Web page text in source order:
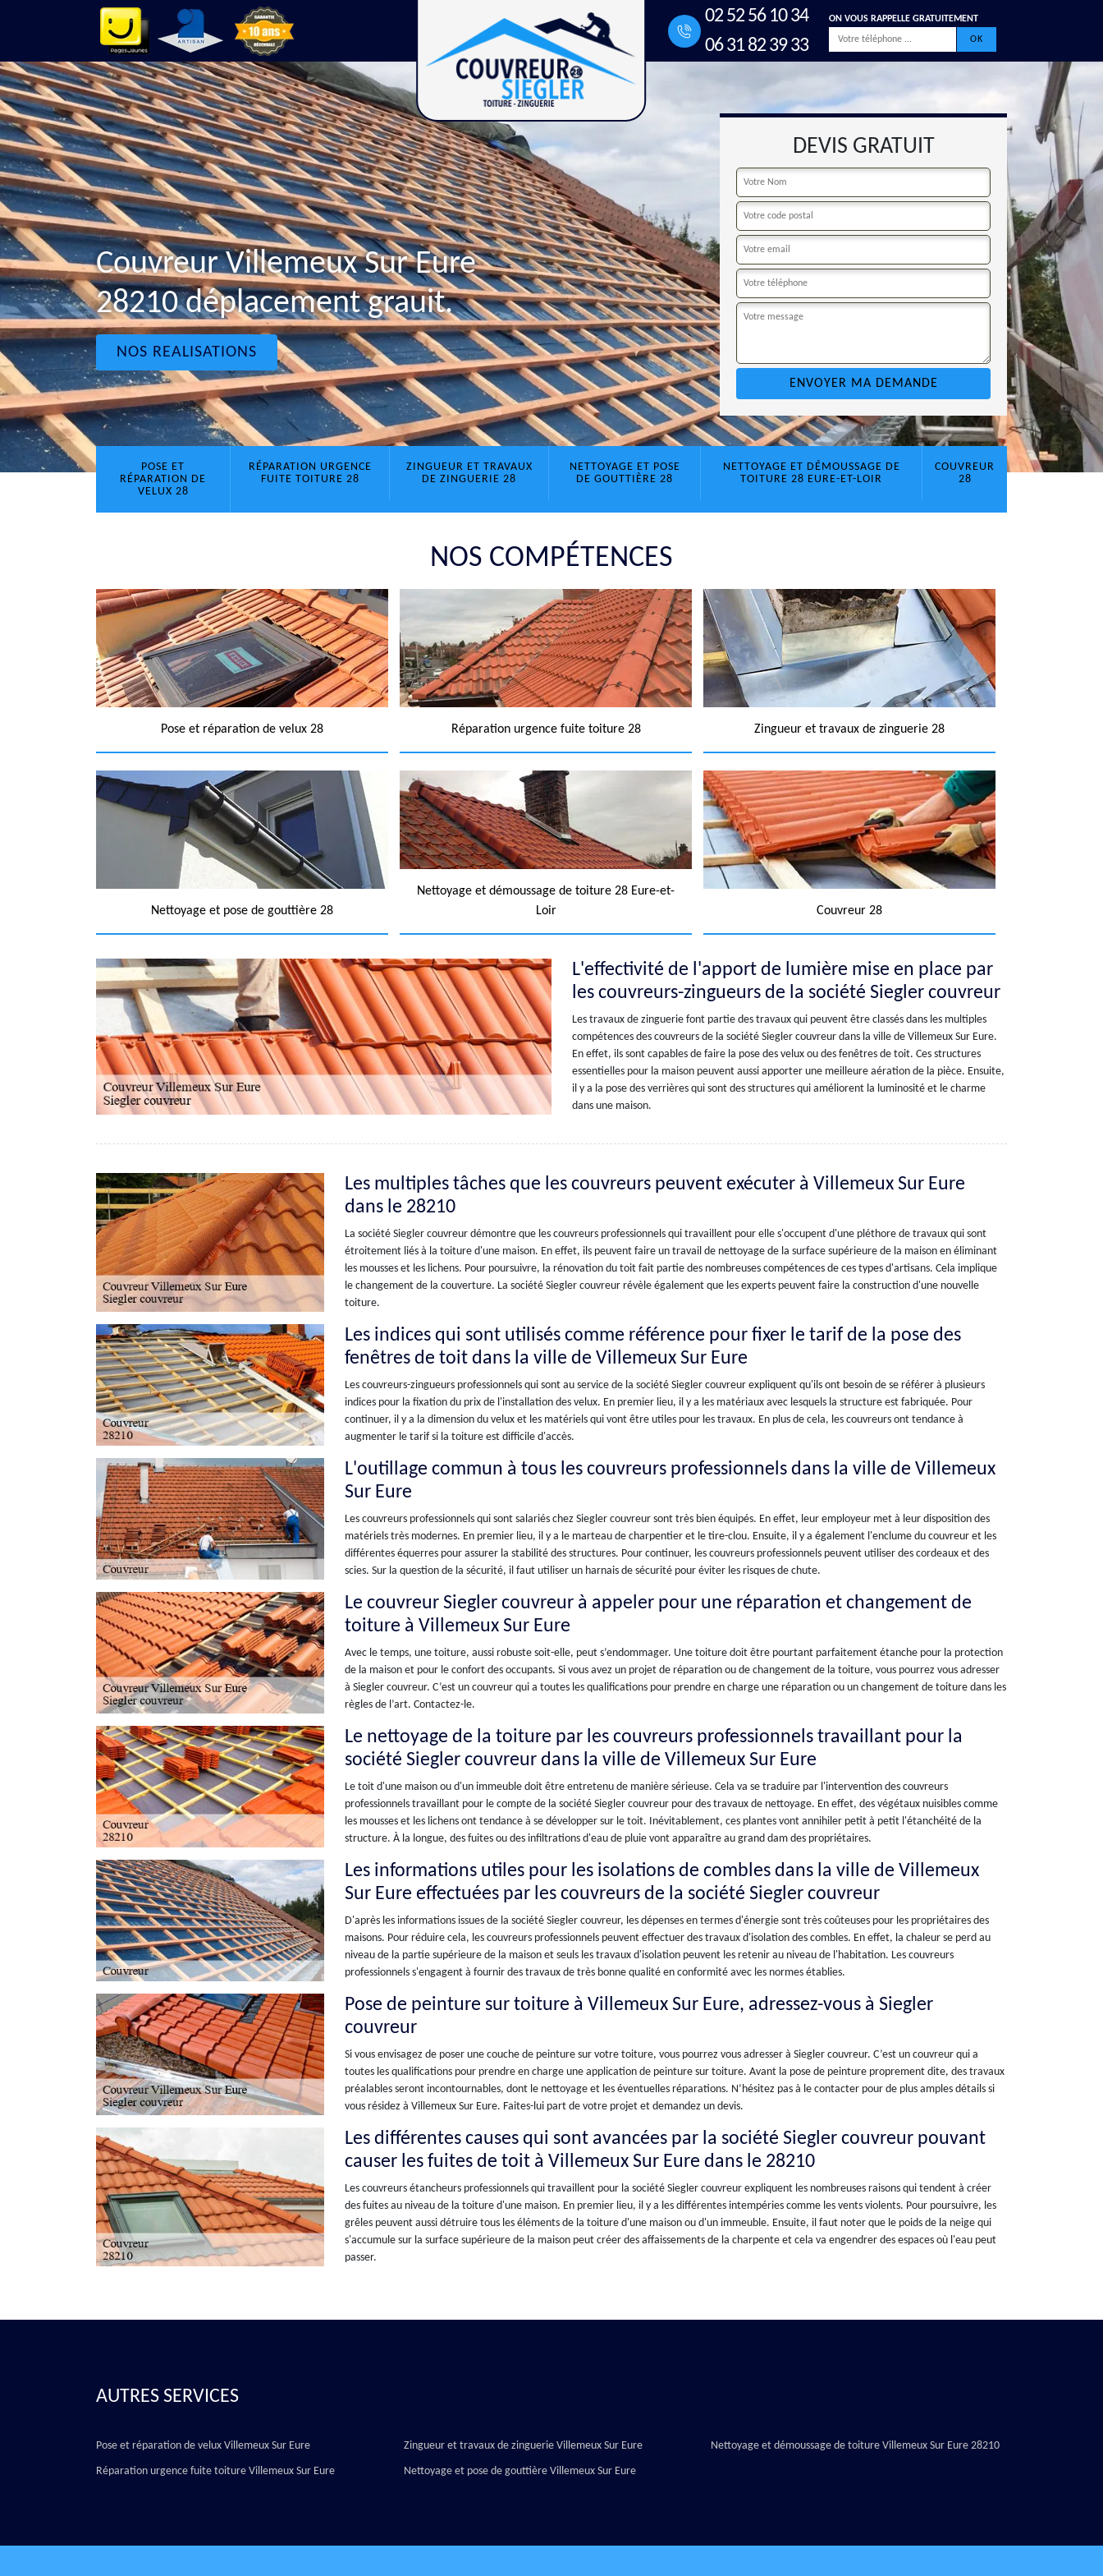
02 52 56 10 34
06 31 82 39 33
ON VOUS RAPPELLE GRATUITEMENT
Couvreur Villemeux Sur Eure
28210 déplacement grauit.
NOS REALISATIONS
DEVIS GRATUIT
POSE ET
RÉPARATION DE
VELUX 28
RÉPARATION URGENCE
FUITE TOITURE 28
ZINGUEUR ET TRAVAUX
DE ZINGUERIE 28
NETTOYAGE ET POSE
DE GOUTTIÈRE 28
NETTOYAGE ET DÉMOUSSAGE DE
TOITURE 28 EURE-ET-LOIR
COUVREUR
28
NOS COMPÉTENCES
Pose et réparation de velux 28 Réparation urgence fuite toiture 28 Zingueur et travaux de zinguerie 28
Nettoyage et pose de gouttière 28
Nettoyage et démoussage de toiture 28 Eure-et-
Loir
Couvreur 28
L'effectivité de l'apport de lumière mise en place par
les couvreurs-zingueurs de la société Siegler couvreur
Les travaux de zinguerie font partie des travaux qui peuvent être classés dans les multiples
compétences des couvreurs de la société Siegler couvreur dans la ville de Villemeux Sur Eure.
En effet, ils sont capables de faire la pose des velux ou des fenêtres de toit. Ces structures
essentielles pour la maison peuvent aussi apporter une meilleure aération de la pièce. Ensuite,
il y a la pose des verrières qui sont des structures qui améliorent la luminosité et le charme
dans une maison.
Les multiples tâches que les couvreurs peuvent exécuter à Villemeux Sur Eure
dans le 28210
La société Siegler couvreur démontre que les couvreurs professionnels qui travaillent pour elle s'occupent d'une pléthore de travaux qui sont
étroitement liés à la toiture d'une maison. En effet, ils peuvent faire un travail de nettoyage de la surface supérieure de la maison en éliminant
les mousses et les lichens. Pour poursuivre, la rénovation du toit fait partie des nombreuses compétences de ces types d'artisans. Cela implique
le changement de la couverture. La société Siegler couvreur révèle également que les experts peuvent faire la construction d'une nouvelle
toiture.
Les indices qui sont utilisés comme référence pour fixer le tarif de la pose des
fenêtres de toit dans la ville de Villemeux Sur Eure
Les couvreurs-zingueurs professionnels qui sont au service de la société Siegler couvreur expliquent qu'ils ont besoin de se référer à plusieurs
indices pour la fixation du prix de l'installation des velux. En premier lieu, il y a les matériaux avec lesquels la structure est fabriquée. Pour
continuer, il y a la dimension du velux et les matériels qui vont être utiles pour les travaux. En plus de cela, les couvreurs ont tendance à
augmenter le tarif si la toiture est difficile d'accès.
L'outillage commun à tous les couvreurs professionnels dans la ville de Villemeux
Sur Eure
Les couvreurs professionnels qui sont salariés chez Siegler couvreur sont très bien équipés. En effet, leur employeur met à leur disposition des
matériels très modernes. En premier lieu, il y a le marteau de charpentier et le tire-clou. Ensuite, il y a également l'enclume du couvreur et les
différentes équerres pour assurer la stabilité des structures. Pour continuer, les couvreurs professionnels peuvent utiliser des cordeaux et des
scies. Sur la question de la sécurité, il faut utiliser un harnais de sécurité pour éviter les risques de chute.
Le couvreur Siegler couvreur à appeler pour une réparation et changement de
toiture à Villemeux Sur Eure
Avec le temps, une toiture, aussi robuste soit-elle, peut s’endommager. Une toiture doit être pourtant parfaitement étanche pour la protection
de la maison et pour le confort des occupants. Si vous avez un projet de réparation ou de changement de la toiture, vous pourrez vous adresser
à Siegler couvreur. C’est un couvreur qui a toutes les qualifications pour prendre en charge une réparation ou un changement de toiture dans les
règles de l’art. Contactez-le.
Le nettoyage de la toiture par les couvreurs professionnels travaillant pour la
société Siegler couvreur dans la ville de Villemeux Sur Eure
Le toit d'une maison ou d'un immeuble doit être entretenu de manière sérieuse. Cela va se traduire par l'intervention des couvreurs
professionnels travaillant pour le compte de la société Siegler couvreur pour des travaux de nettoyage. En effet, des végétaux nuisibles comme
les mousses et les lichens ont tendance à se développer sur le toit. Inévitablement, ces plantes vont annihiler petit à petit l'étanchéité de la
structure. À la longue, des fuites ou des infiltrations d'eau de pluie vont apparaître au grand dam des propriétaires.
Les informations utiles pour les isolations de combles dans la ville de Villemeux
Sur Eure effectuées par les couvreurs de la société Siegler couvreur
D'après les informations issues de la société Siegler couvreur, les dépenses en termes d'énergie sont très coûteuses pour les propriétaires des
maisons. Pour réduire cela, les couvreurs professionnels peuvent effectuer des travaux d'isolation des combles. En effet, la chaleur se perd au
niveau de la partie supérieure de la maison et seuls les travaux d'isolation peuvent les retenir au niveau de l'habitation. Les couvreurs
professionnels s'engagent à fournir des travaux de très bonne qualité en conformité avec les normes établies.
Pose de peinture sur toiture à Villemeux Sur Eure, adressez-vous à Siegler
couvreur
Si vous envisagez de poser une couche de peinture sur votre toiture, vous pourrez vous adresser à Siegler couvreur. C’est un couvreur qui a
toutes les qualifications pour prendre en charge une application de peinture sur toiture. Avant la pose de peinture proprement dite, des travaux
préalables seront incontournables, dont le nettoyage et les éventuelles réparations. N’hésitez pas à le contacter pour de plus amples détails si
vous résidez à Villemeux Sur Eure. Faites-lui part de votre projet et demandez un devis.
Les différentes causes qui sont avancées par la société Siegler couvreur pouvant
causer les fuites de toit à Villemeux Sur Eure dans le 28210
Les couvreurs étancheurs professionnels qui travaillent pour la société Siegler couvreur expliquent les nombreuses raisons qui tendent à créer
des fuites au niveau de la toiture d'une maison. En premier lieu, il y a les différentes intempéries comme les vents violents. Pour poursuivre, les
grêles peuvent aussi détruire tous les éléments de la toiture d'une maison ou d'un immeuble. Ensuite, il faut noter que le poids de la neige qui
s'accumule sur la surface supérieure de la maison peut créer des affaissements de la charpente et cela va engendrer des espaces où l'eau peut
passer.
AUTRES SERVICES
Pose et réparation de velux Villemeux Sur Eure
Réparation urgence fuite toiture Villemeux Sur Eure
Zingueur et travaux de zinguerie Villemeux Sur Eure
Nettoyage et pose de gouttière Villemeux Sur Eure
Nettoyage et démoussage de toiture Villemeux Sur Eure 28210